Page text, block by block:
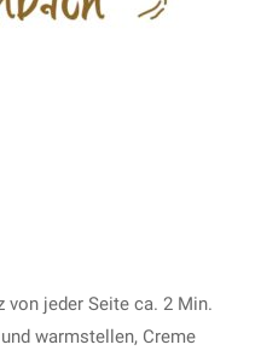
jeder Seite ca. 2 Min.
warmstellen, Creme